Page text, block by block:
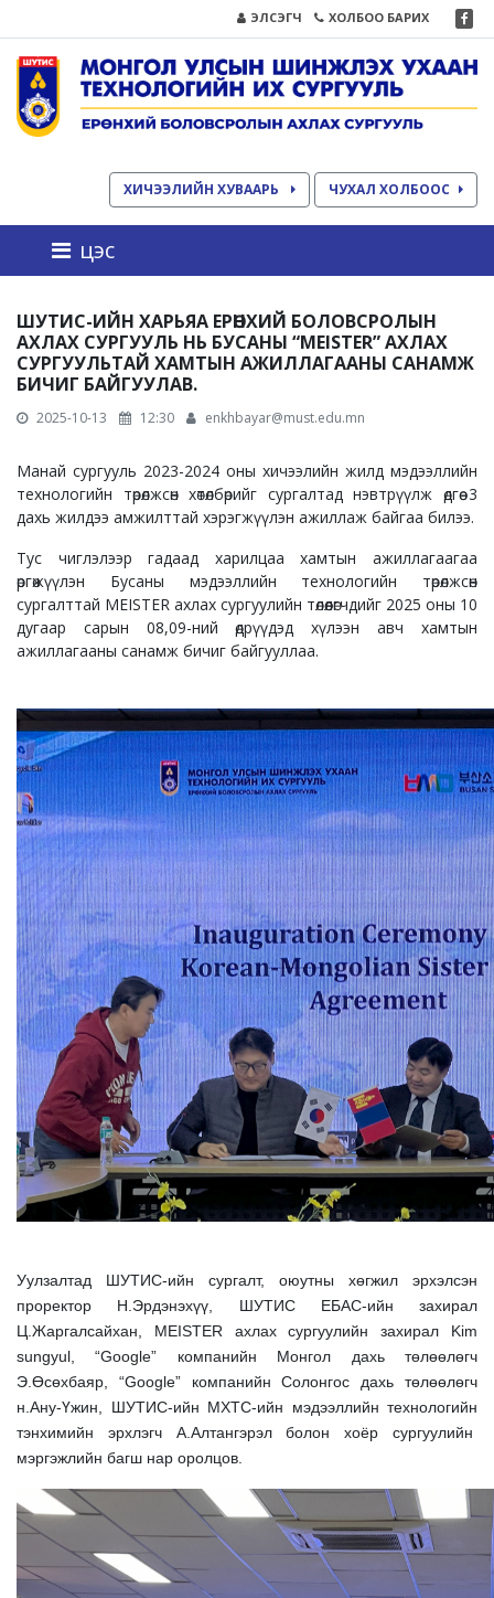
ЭЛСЭГЧ ХОЛБОО БАРИХ
ХИЧЭЭЛИЙН ХУВААРЬ ЧУХАЛ ХОЛБООС
цэс
ШУТИС-ИЙН ХАРЬЯА ЕРӨНХИЙ БОЛОВСРОЛЫН
АХЛАХ СУРГУУЛЬ НЬ БУСАНЫ “MEISTER” АХЛАХ
СУРГУУЛЬТАЙ ХАМТЫН АЖИЛЛАГААНЫ САНАМЖ
БИЧИГ БАЙГУУЛАВ.
2025-10-13 12:30 enkhbayar@must.edu.mn
Манай сургууль 2023-2024 оны хичээлийн жилд мэдээллийн
технологийн төрөлжсөн хөтөлбөрийг сургалтад нэвтрүүлж өдгөө 3
дахь жилдээ амжилттай хэрэгжүүлэн ажиллаж байгаа билээ.
Тус чиглэлээр гадаад харилцаа хамтын ажиллагаагаа
өргөжүүлэн Бусаны мэдээллийн технологийн төрөлжсөн
сургалттай MEISTER ахлах сургуулийн төлөөлөгчдийг 2025 оны 10
дугаар сарын 08,09-ний өдрүүдэд хүлээн авч хамтын
ажиллагааны санамж бичиг байгууллаа.
Уулзалтад ШУТИС-ийн сургалт, оюутны хөгжил эрхэлсэн
проректор Н.Эрдэнэхүү, ШУТИС ЕБАС-ийн захирал
Ц.Жаргалсайхан, MEISTER ахлах сургуулийн захирал Kim
sungyul, “Google” компанийн Монгол дахь төлөөлөгч
Э.Өсөхбаяр, “Google” компанийн Солонгос дахь төлөөлөгч
н.Ану-Үжин, ШУТИС-ийн МХТС-ийн мэдээллийн технологийн
тэнхимийн эрхлэгч А.Алтангэрэл болон хоёр сургуулийн
мэргэжлийн багш нар оролцов.